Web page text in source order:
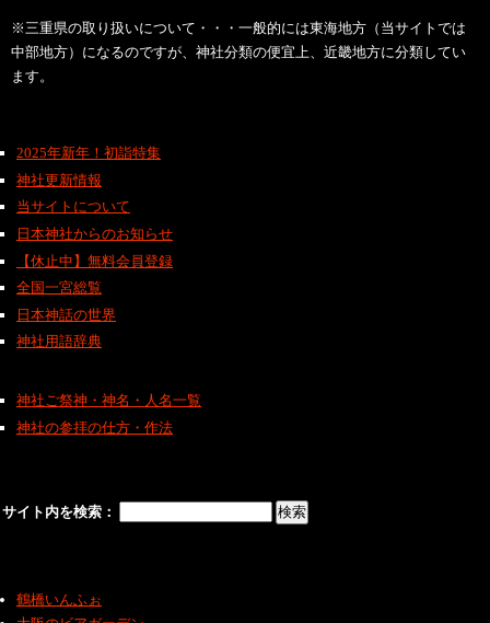
※三重県の取り扱いについて・・・一般的には東海地方（当サイトでは
中部地方）になるのですが、神社分類の便宜上、近畿地方に分類してい
ます。
2025年新年！初詣特集
神社更新情報
当サイトについて
日本神社からのお知らせ
【休止中】無料会員登録
全国一宮総覧
日本神話の世界
神社用語辞典
神社ご祭神・神名・人名一覧
神社の参拝の仕方・作法
サイト内を検索：
鶴橋いんふぉ